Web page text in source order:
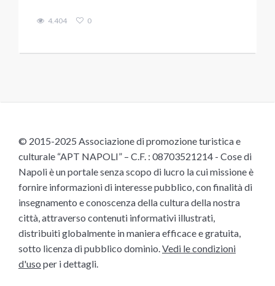
4.404 0
© 2015-2025 Associazione di promozione turistica e
culturale “APT NAPOLI” – C.F. : 08703521214 - Cose di
Napoli è un portale senza scopo di lucro la cui missione è
fornire informazioni di interesse pubblico, con finalità di
insegnamento e conoscenza della cultura della nostra
città, attraverso contenuti informativi illustrati,
distribuiti globalmente in maniera efficace e gratuita,
sotto licenza di pubblico dominio. Vedi le condizioni
d'uso per i dettagli.